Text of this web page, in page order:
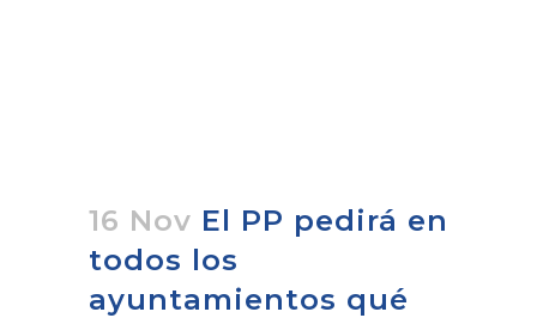
16 Nov El PP pedirá en
todos los
ayuntamientos qué